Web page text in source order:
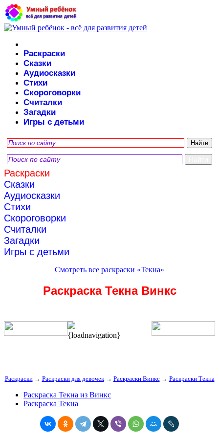
Раскраски
Сказки
Аудиосказки
Стихи
Скороговорки
Считалки
Загадки
Игры с детьми
Раскраски
Сказки
Аудиосказки
Стихи
Скороговорки
Считалки
Загадки
Игры с детьми
Смотреть все раскраски «Текна»
Раскраска Текна Винкс
{loadnavigation}
Раскраски→ Раскраски для девочек→ Раскраски Винкс→ Раскраски Текна
Раскраска Текна из Винкс
Раскраска Текна